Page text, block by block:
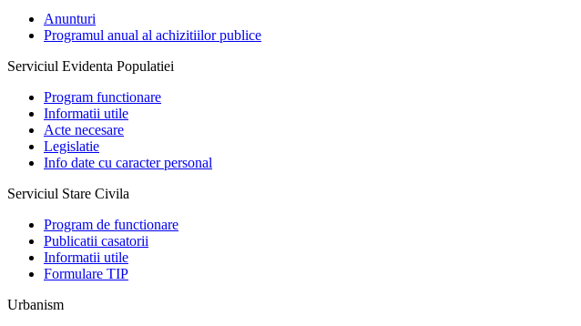
Anunturi
Programul anual al achizitiilor publice
Serviciul Evidenta Populatiei
Program functionare
Informatii utile
Acte necesare
Legislatie
Info date cu caracter personal
Serviciul Stare Civila
Program de functionare
Publicatii casatorii
Informatii utile
Formulare TIP
Urbanism